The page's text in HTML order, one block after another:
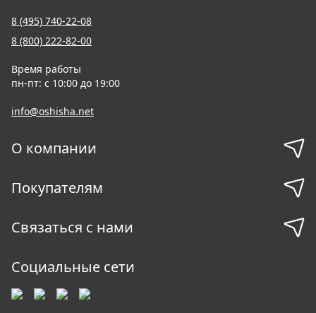
8 (495) 740-22-08
8 (800) 222-82-00
Время работы
пн-пт: с 10:00 до 19:00
info@oshisha.net
О компании
Покупателям
Связаться с нами
Социальные сети